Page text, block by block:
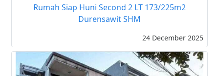
Rumah Siap Huni Second 2 LT 173/225m2
Durensawit SHM
24 December 2025